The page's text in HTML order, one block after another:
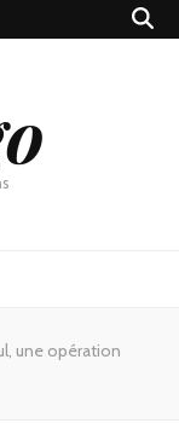
une opération